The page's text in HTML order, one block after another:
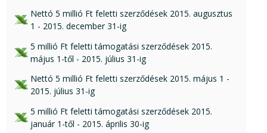
xls csatolmány:
Nettó 5 millió Ft feletti szerződések 2015. augusztus
1 - 2015. december 31-ig
xls csatolmány:
5 millió Ft feletti támogatási szerződések 2015.
május 1-től - 2015. július 31-ig
xls csatolmány:
Nettó 5 millió Ft feletti szerződések 2015. május 1 -
2015. július 31-ig
xls csatolmány:
5 millió Ft feletti támogatási szerződések 2015.
január 1-től - 2015. április 30-ig